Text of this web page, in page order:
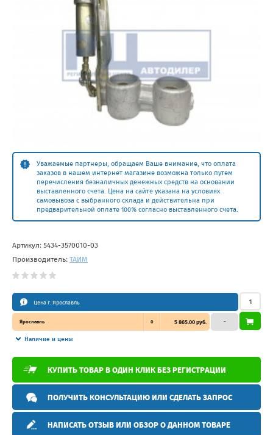
Уважаемые партнеры, обращаем Ваше внимание, что оплата
заказов в нашем интернет магазине возможна только путем
перечисления безналичных денежных средств на основании
выставленного счета. Цена на сайте указана на условиях
самовывоза с выбранного склада и действительна при
предварительной оплате 100% согласно выставленного счета.
Артикул: 5434-3570010-03
Производитель: ТАИМ
Цена г. Ярославль
Ярославль 0 5 865.00 руб.
Наличие и цены
–
КУПИТЬ ТОВАР В ОДИН КЛИК БЕЗ РЕГИСТРАЦИИ
ПОЛУЧИТЬ КОНСУЛЬТАЦИЮ ИЛИ СДЕЛАТЬ ЗАПРОС
НАПИСАТЬ ОТЗЫВ ИЛИ ОБЗОР О ДАННОМ ТОВАРЕ